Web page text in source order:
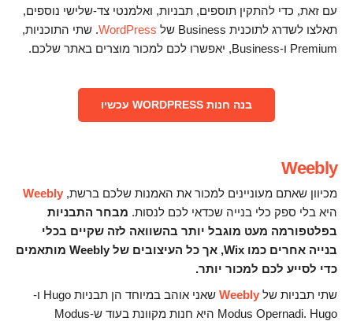
עם זאת, כדי להתקין תוספים, תבניות, ואלמנטי צד-שלישי נוספים,
תאלצו לשדרג לתוכנית Business של
WordPress. שתי התוכניות,
Premium ו-Business, יאפשרו לכם למכור מוצרים באתר שלכם.
בנה חנות WORDPRESS עכשיו
Weebly
מכיוון שאתם מעוניינים למכור את האמנות שלכם ברשת, Weebly
היא בלי ספק כלי בנייה שכדאי לכם לנסות. מבחר התבניות
בפלטפורמה מעט מוגבל יותר בהשוואה לזה שקיים בכלי
בנייה אחרים כמו Wix, אך כל העיצובים של Weebly מותאמים
כדי לסייע לכם למכור יותר.
שתי תבניות של Weebly
שאני אוהב במיוחד הן תבניות Hugo ו-
Modus Opernadi. Hugo היא חנות מקוונת בעוד ש-Modus